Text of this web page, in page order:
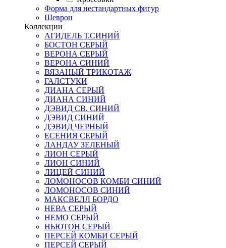
Форма для нестандартных фигур
Шеврон
Коллекции
АГИДЕЛЬ Т.СИНИЙ
БОСТОН СЕРЫЙ
ВЕРОНА СЕРЫЙ
ВЕРОНА СИНИЙ
ВЯЗАНЫЙ ТРИКОТАЖ
ГАЛСТУКИ
ДИАНА СЕРЫЙ
ДИАНА СИНИЙ
ДЭВИД СВ. СИНИЙ
ДЭВИД СИНИЙ
ДЭВИД ЧЕРНЫЙ
ЕСЕНИЯ СЕРЫЙ
ЛАНДАУ ЗЕЛЕНЫЙ
ЛИОН СЕРЫЙ
ЛИОН СИНИЙ
ЛИЦЕЙ СИНИЙ
ЛОМОНОСОВ КОМБИ СИНИЙ
ЛОМОНОСОВ СИНИЙ
МАКСВЕЛЛ БОРДО
НЕВА СЕРЫЙ
НЕМО СЕРЫЙ
НЬЮТОН СЕРЫЙ
ПЕРСЕЙ КОМБИ СЕРЫЙ
ПЕРСЕЙ СЕРЫЙ